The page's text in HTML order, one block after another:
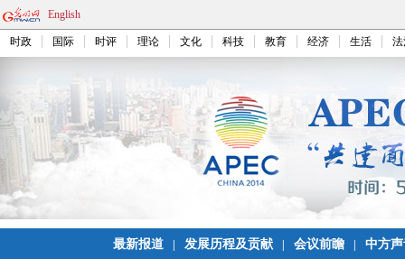
English
时政 国际 时评 理论 文化 科技 教育 经济 生活
最新报道 发展历程及贡献 会议前瞻 中方